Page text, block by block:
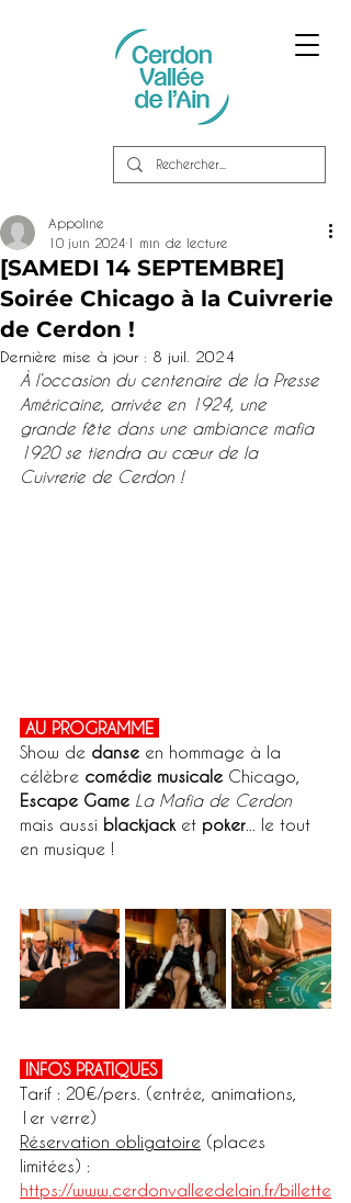
[SAMEDI 14 SEPTEMBRE]
Soirée Chicago à la Cuivrerie
de Cerdon !
Appoline
10 juin 2024 1 min de lecture
Dernière mise à jour : 8 juil. 2024
À l’occasion du centenaire de la Presse
Américaine, arrivée en 1924, une
grande fête dans une ambiance mafia
1920 se tiendra au cœur de la
Cuivrerie de Cerdon !
AU PROGRAMME
Show de danse en hommage à la
célèbre comédie musicale Chicago,
Escape Game La Mafia de Cerdon
mais aussi blackjack et poker ... le tout
en musique !
INFOS PRATIQUES
Tarif : 20€/pers. (entrée, animations,
1er verre)
Réservation obligatoire (places
limitées) :
https://www.cerdonvalleedelain.fr/billette